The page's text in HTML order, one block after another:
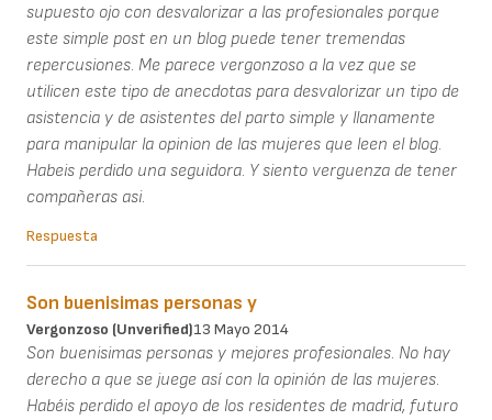
supuesto ojo con desvalorizar a las profesionales porque
este simple post en un blog puede tener tremendas
repercusiones. Me parece vergonzoso a la vez que se
utilicen este tipo de anecdotas para desvalorizar un tipo de
asistencia y de asistentes del parto simple y llanamente
para manipular la opinion de las mujeres que leen el blog.
Habeis perdido una seguidora. Y siento verguenza de tener
compañeras asi.
Respuesta
Son buenisimas personas y
Vergonzoso (unverified)13 Mayo 2014
Son buenisimas personas y mejores profesionales. No hay
derecho a que se juege así con la opinión de las mujeres.
Habéis perdido el apoyo de los residentes de madrid, futuro